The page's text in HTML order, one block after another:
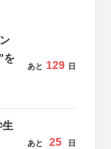
を
あと 129 日
あと 25 日